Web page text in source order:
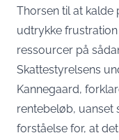
Thorsen til at kalde
udtrykke
ressourcer på
Skattestyrelsens
Kannegaard,
rentebeløb, uanset
forståelse for, at